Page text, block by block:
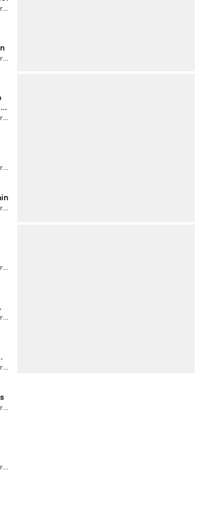
francis turbotrain
francis turbotrain
francis turbotrain
francis turbotrain
francis turbotrain
francis turbotrain
francis turbotrain
francis turbotrain
francis turbotrain
francis turbotrain